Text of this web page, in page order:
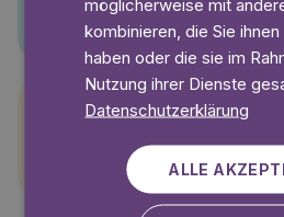
kombinieren, die Sie
haben oder die sie im
Nutzung ihrer Dienste
Datenschutzerklärung
ALLE